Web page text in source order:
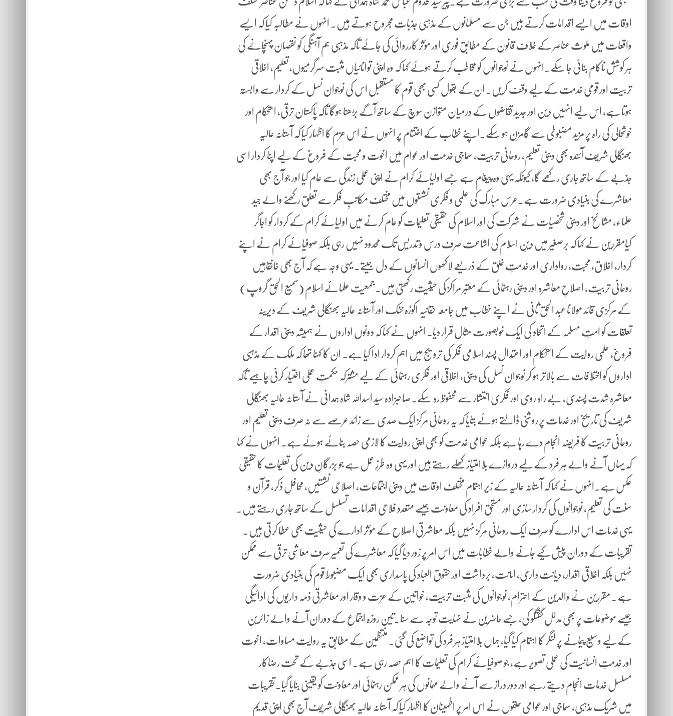
اوقات میں ایسے اقدامات کرتے ہیں جن سے مسلمانوں کے مذہبی جذبات مجروح ہوتے ہیں۔ انہوں نے مطالبہ کیا کہ ایسے
واقعات میں ملوث عناصر کے خلاف قانون کے مطابق فوری اور مؤثر کارروائی کی جائے تاکہ مذہبی ہم آہنگی کو نقصان پہنچانے کی
ہر کوشش ناکام بنائی جا سکے۔انہوں نے نوجوانوں کو مخاطب کرتے ہوئے کہا کہ وہ اپنی توانائیاں مثبت سرگرمیوں، تعلیم، اخلاقی
تربیت اور قومی خدمت کے لیے وقف کریں۔ ان کے بقول کسی بھی قوم کا مستقبل اس کی نوجوان نسل کے کردار سے وابستہ
ہوتا ہے، اس لیے انہیں دین اور جدید تقاضوں کے درمیان متوازن سوچ کے ساتھ آگے بڑھنا ہوگا تاکہ پاکستان ترقی، استحکام اور
خوشحالی کی راہ پر مزید مضبوطی سے گامزن ہو سکے۔اپنے خطاب کے اختتام پر انہوں نے اس عزم کا اظہار کیا کہ آستانہ عالیہ
بھنگالی شریف آئندہ بھی دینی تعلیم، روحانی تربیت، سماجی خدمت اور عوام میں اخوت و محبت کے فروغ کے لیے اپنا کردار اسی
جذبے کے ساتھ جاری رکھے گا، کیونکہ یہی وہ پیغام ہے جسے اولیائے کرام نے اپنی عملی زندگی سے عام کیا اور جو آج بھی
معاشرے کی بنیادی ضرورت ہے۔عرس مبارک کی علمی و فکری نشستوں میں مختلف مکاتبِ فکر سے تعلق رکھنے والے جید
علماء، مشائخ اور دینی شخصیات نے شرکت کی اور اسلام کی حقیقی تعلیمات کو عام کرنے میں اولیائے کرام کے کردار کو اجاگر
کیامقررین نے کہا کہ برصغیر میں دینِ اسلام کی اشاعت صرف درس و تدریس تک محدود نہیں رہی بلکہ صوفیائے کرام نے اپنے
کردار، اخلاق، محبت، رواداری اور خدمتِ خلق کے ذریعے لاکھوں انسانوں کے دل جیتے۔ یہی وجہ ہے کہ آج بھی خانقاہیں
روحانی تربیت، اصلاحِ معاشرہ اور دینی رہنمائی کے معتبر مراکز کی حیثیت رکھتی ہیں۔جمعیت علمائے اسلام (سمیع الحق گروپ)
کے مرکزی قائد مولانا عبد الحق ثانی نے اپنے خطاب میں جامعہ حقانیہ اکوڑہ خٹک اور آستانہ عالیہ بھنگالی شریف کے دیرینہ
تعلقات کو امتِ مسلمہ کے اتحاد کی ایک خوبصورت مثال قرار دیا۔ انہوں نے کہا کہ دونوں اداروں نے ہمیشہ دینی اقدار کے
فروغ، علمی روایت کے استحکام اور اعتدال پسند اسلامی فکر کی ترویج میں اہم کردار ادا کیا ہے۔ ان کا کہنا تھا کہ ملک کے مذہبی
اداروں کو اختلافات سے بالاتر ہو کر نوجوان نسل کی دینی، اخلاقی اور فکری رہنمائی کے لیے مشترکہ حکمتِ عملی اختیار کرنی چاہیے تاکہ
معاشرہ شدت پسندی، بے راہ روی اور فکری انتشار سے محفوظ رہ سکے۔صاحبزادہ سید اسداللہ شاہ ہمدانی نے آستانہ عالیہ بھنگالی
شریف کی تاریخ اور خدمات پر روشنی ڈالتے ہوئے بتایا کہ یہ روحانی مرکز ایک صدی سے زائد عرصے سے نہ صرف دینی تعلیم اور
روحانی تربیت کا فریضہ انجام دے رہا ہے بلکہ عوامی خدمت کو بھی اپنی روایت کا لازمی حصہ بنائے ہوئے ہے۔ انہوں نے کہا
کہ یہاں آنے والے ہر فرد کے لیے دروازے بلاامتیاز کھلے رہتے ہیں اور یہی وہ طرزِ عمل ہے جو بزرگانِ دین کی تعلیمات کا حقیقی
عکس ہے۔انہوں نے کہا کہ آستانہ عالیہ کے زیرِ اہتمام مختلف اوقات میں دینی اجتماعات، اصلاحی نشستیں، محافلِ ذکر، قرآن و
سنت کی تعلیم، نوجوانوں کی کردار سازی اور مستحق افراد کی معاونت جیسے متعدد فلاحی اقدامات تسلسل کے ساتھ جاری رہتے ہیں۔
یہی خدمات اس ادارے کو صرف ایک روحانی مرکز نہیں بلکہ معاشرتی اصلاح کے مؤثر ادارے کی حیثیت بھی عطا کرتی ہیں۔
تقریبات کے دوران پیش کیے جانے والے خطابات میں اس امر پر زور دیا گیا کہ معاشرے کی تعمیر صرف معاشی ترقی سے ممکن
نہیں بلکہ اخلاقی اقدار، دیانت داری، امانت، برداشت اور حقوق العباد کی پاسداری بھی ایک مضبوط قوم کی بنیادی ضرورت
ہے۔ مقررین نے والدین کے احترام، نوجوانوں کی مثبت تربیت، خواتین کے عزت و وقار اور معاشرتی ذمہ داریوں کی ادائیگی
جیسے موضوعات پر بھی مدلل گفتگو کی، جسے حاضرین نے نہایت توجہ سے سنا۔تین روزہ اجتماع کے دوران آنے والے زائرین
کے لیے وسیع پیمانے پر لنگر کا اہتمام کیا گیا، جہاں بلاامتیاز ہر فرد کی تواضع کی گئی۔ منتظمین کے مطابق یہ روایت مساوات، اخوت
اور خدمتِ انسانیت کی عملی تصویر ہے، جو صوفیائے کرام کی تعلیمات کا اہم حصہ رہی ہے۔ اسی جذبے کے تحت رضاکار
مسلسل خدمات انجام دیتے رہے اور دور دراز سے آنے والے مہمانوں کی ہر ممکن رہنمائی اور معاونت کو یقینی بنایا گیا۔تقریبات
میں شریک مذہبی، سماجی اور عوامی حلقوں نے اس امر پر اطمینان کا اظہار کیا کہ آستانہ عالیہ بھنگالی شریف آج بھی اپنی قدیم